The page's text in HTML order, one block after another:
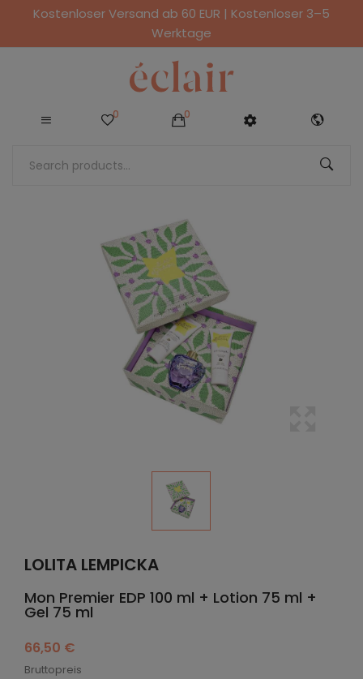
Kostenloser Versand ab 60 EUR | Kostenloser 3–5
Werktage
0 0
LOLITA LEMPICKA
Mon Premier EDP 100 ml + Lotion 75 ml +
Gel 75 ml
66,50 €
Bruttopreis